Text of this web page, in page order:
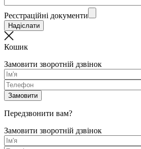
Реєстраційні документи
Кошик
Замовити зворотній дзвінок
Передзвонити вам?
Замовити зворотній дзвінок